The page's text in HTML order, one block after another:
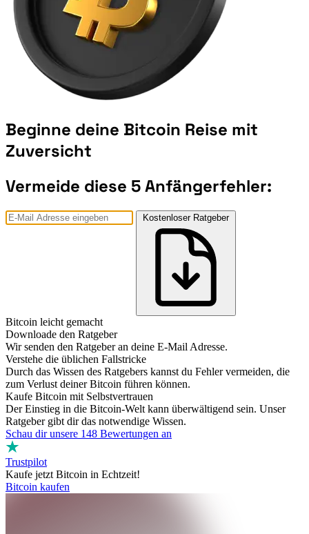
Beginne deine Bitcoin Reise mit
Zuversicht
Vermeide diese 5 Anfängerfehler:
Kostenloser Ratgeber
Bitcoin leicht gemacht
Downloade den Ratgeber
Wir senden den Ratgeber an deine E-Mail Adresse.
Verstehe die üblichen Fallstricke
Durch das Wissen des Ratgebers kannst du Fehler vermeiden, die
zum Verlust deiner Bitcoin führen können.
Kaufe Bitcoin mit Selbstvertrauen
Der Einstieg in die Bitcoin-Welt kann überwältigend sein. Unser
Ratgeber gibt dir das notwendige Wissen.
Schau dir unsere 148 Bewertungen an
Trustpilot
Kaufe jetzt Bitcoin in Echtzeit!
Bitcoin kaufen